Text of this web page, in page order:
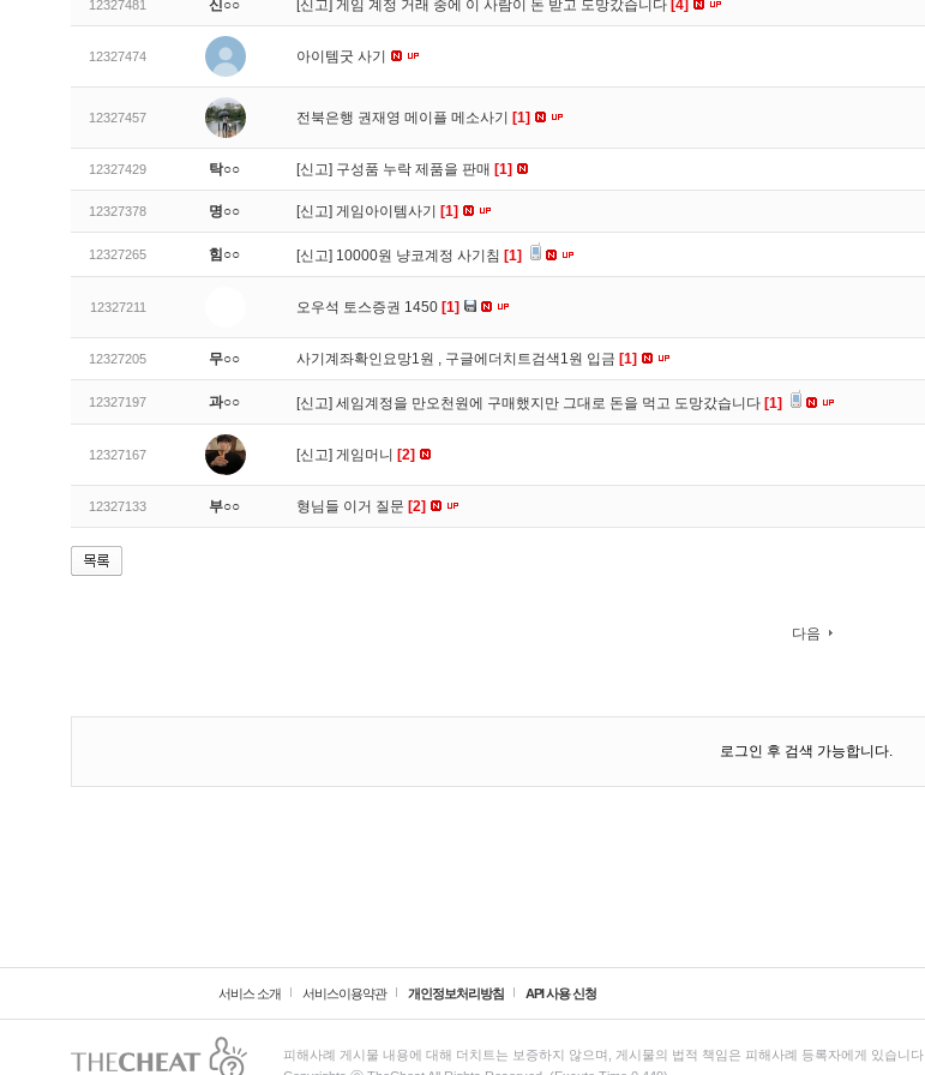
12327481 신○○ [신고] 게임 계정 거래 중에 이 사람이 돈 받고 도망갔습니다 [4]
12327474 아이템굿 사기
12327457 전북은행 권재영 메이플 메소사기 [1]
12327429 탁○○ [신고] 구성품 누락 제품을 판매 [1]
12327378 명○○ [신고] 게임아이템사기 [1]
12327265 힘○○ [신고] 10000원 냥코계정 사기침 [1]
12327211 오우석 토스증권 1450 [1]
12327205 무○○ 사기계좌확인요망1원 , 구글에더치트검색1원 입금 [1]
12327197 과○○ [신고] 세임계정을 만오천원에 구매했지만 그대로 돈을 먹고 도망갔습니다 [1]
12327167 [신고] 게임머니 [2]
12327133 부○○ 형님들 이거 질문 [2]
다음
로그인 후 검색 가능합니다.
서비스 소개 서비스이용약관 개인정보처리방침 API 사용 신청
피해사례 게시물 내용에 대해 더치트는 보증하지 않으며, 게시물의 법적 책임은 피해사례 등록자에게 있습니다.